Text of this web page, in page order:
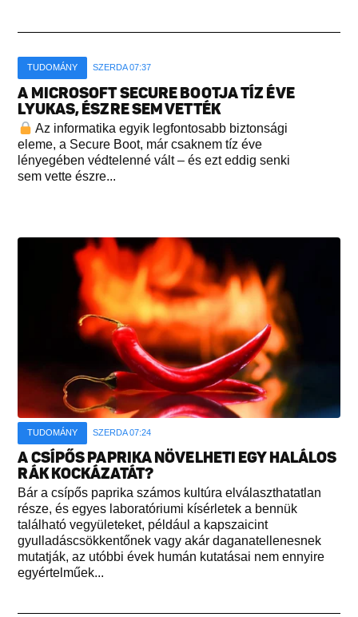
TUDOMÁNY SZERDA 07:37
A MICROSOFT SECURE BOOTJA TÍZ ÉVE
LYUKAS, ÉSZRE SEM VETTÉK
Az informatika egyik legfontosabb biztonsági
eleme, a Secure Boot, már csaknem tíz éve
lényegében védtelenné vált – és ezt eddig senki
sem vette észre...
TUDOMÁNY SZERDA 07:24
A CSÍPŐS PAPRIKA NÖVELHETI EGY HALÁLOS
RÁK KOCKÁZATÁT?
Bár a csípős paprika számos kultúra elválaszthatatlan
része, és egyes laboratóriumi kísérletek a bennük
található vegyületeket, például a kapszaicint
gyulladáscsökkentőnek vagy akár daganatellenesnek
mutatják, az utóbbi évek humán kutatásai nem ennyire
egyértelműek...